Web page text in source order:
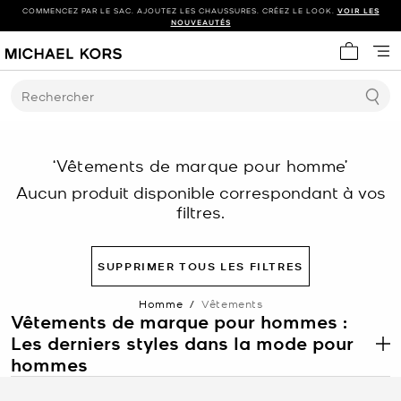
COMMENCEZ PAR LE SAC. AJOUTEZ LES CHAUSSURES. CRÉEZ LE LOOK. VOIR LES
NOUVEAUTÉS
Mon
Rechercher
‘Vêtements de marque pour homme’
Aucun produit disponible correspondant à vos
filtres.
SUPPRIMER TOUS LES FILTRES
Homme / Vêtements
Vêtements de marque pour hommes :
Les derniers styles dans la mode pour
hommes